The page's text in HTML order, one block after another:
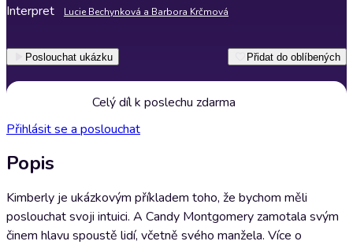
Interpret Lucie Bechynková a Barbora Krčmová
Poslouchat ukázku Přidat do oblíbených
Celý díl k poslechu zdarma
Přihlásit se a poslouchat
Popis
Kimberly je ukázkovým příkladem toho, že bychom měli
poslouchat svoji intuici. A Candy Montgomery zamotala svým
činem hlavu spoustě lidí, včetně svého manžela. Více o